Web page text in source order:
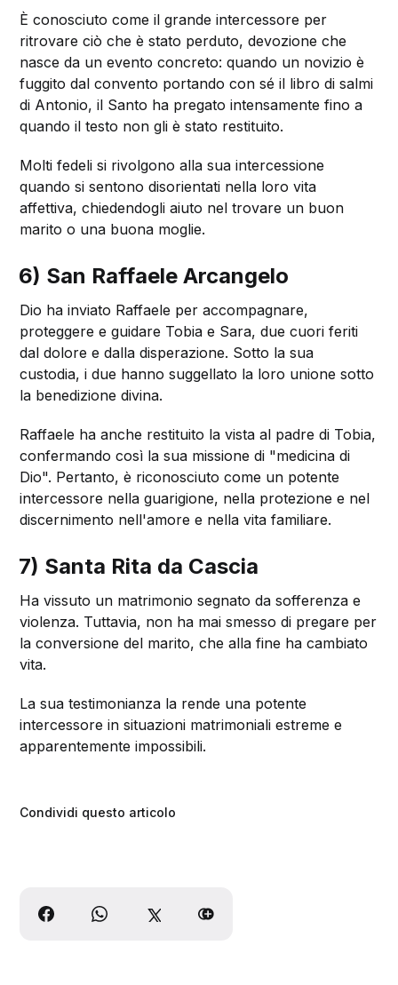
È conosciuto come il grande intercessore per
ritrovare ciò che è stato perduto, devozione che
nasce da un evento concreto: quando un novizio è
fuggito dal convento portando con sé il libro di salmi
di Antonio, il Santo ha pregato intensamente fino a
quando il testo non gli è stato restituito.
Molti fedeli si rivolgono alla sua intercessione
quando si sentono disorientati nella loro vita
affettiva, chiedendogli aiuto nel trovare un buon
marito o una buona moglie.
6) San Raffaele Arcangelo
Dio ha inviato Raffaele per accompagnare,
proteggere e guidare Tobia e Sara, due cuori feriti
dal dolore e dalla disperazione. Sotto la sua
custodia, i due hanno suggellato la loro unione sotto
la benedizione divina.
Raffaele ha anche restituito la vista al padre di Tobia,
confermando così la sua missione di "medicina di
Dio". Pertanto, è riconosciuto come un potente
intercessore nella guarigione, nella protezione e nel
discernimento nell'amore e nella vita familiare.
7) Santa Rita da Cascia
Ha vissuto un matrimonio segnato da sofferenza e
violenza. Tuttavia, non ha mai smesso di pregare per
la conversione del marito, che alla fine ha cambiato
vita.
La sua testimonianza la rende una potente
intercessore in situazioni matrimoniali estreme e
apparentemente impossibili.
Condividi questo articolo